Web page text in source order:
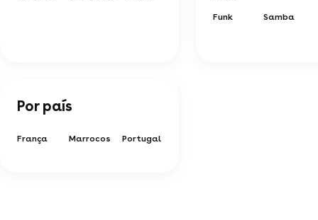
Funk Samba
Por país
França Marrocos Portugal